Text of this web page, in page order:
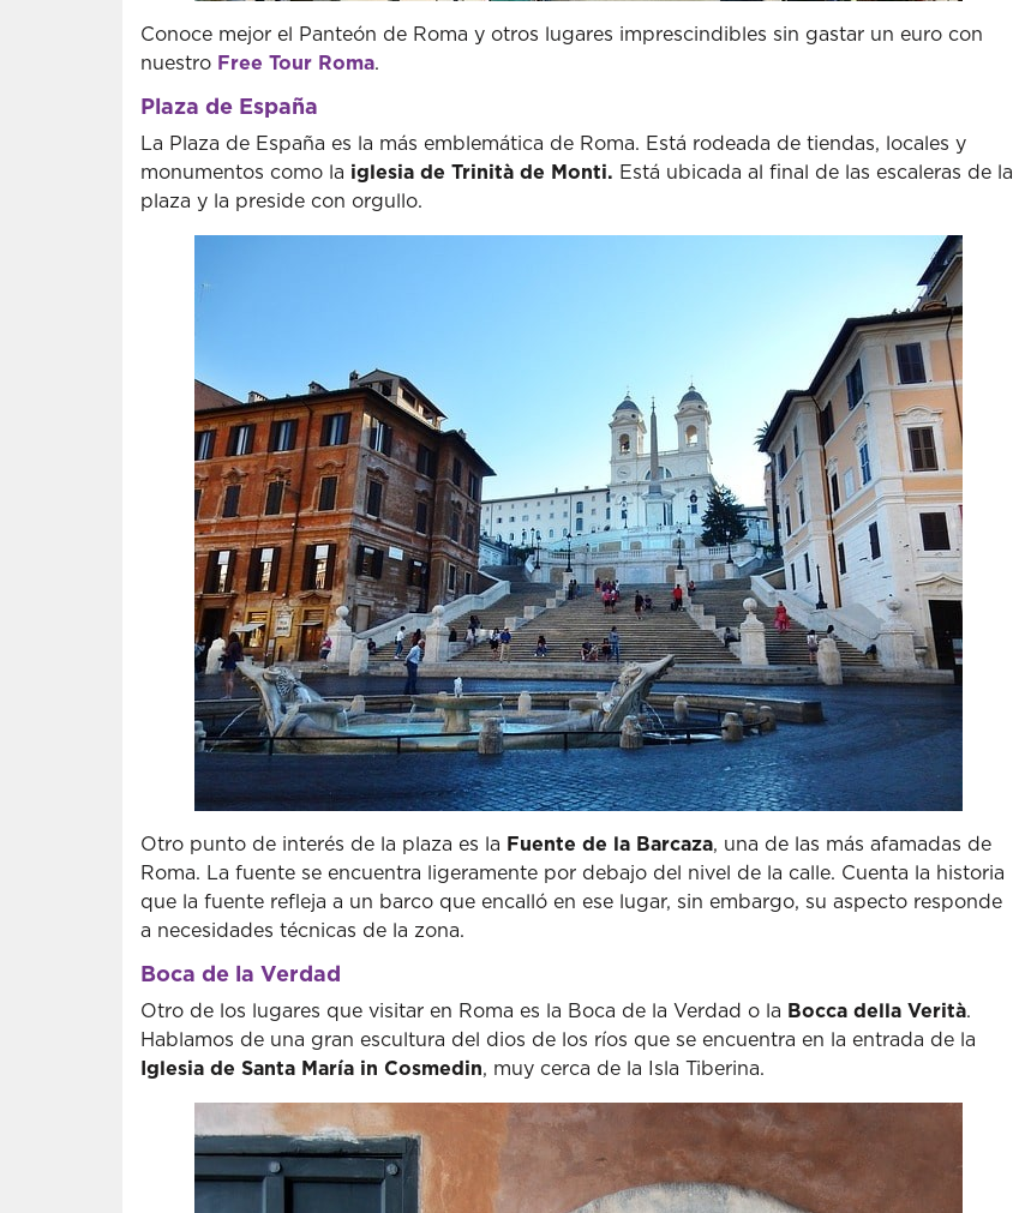
Conoce mejor el Panteón de Roma y otros lugares imprescindibles sin gastar un euro con
nuestro Free Tour Roma.
Plaza de España
La Plaza de España es la más emblemática de Roma. Está rodeada de tiendas, locales y
monumentos como la iglesia de Trinità de Monti. Está ubicada al final de las escaleras de la
plaza y la preside con orgullo.
Otro punto de interés de la plaza es la Fuente de la Barcaza, una de las más afamadas de
Roma. La fuente se encuentra ligeramente por debajo del nivel de la calle. Cuenta la historia
que la fuente refleja a un barco que encalló en ese lugar, sin embargo, su aspecto responde
a necesidades técnicas de la zona.
Boca de la Verdad
Otro de los lugares que visitar en Roma es la Boca de la Verdad o la Bocca della Verità.
Hablamos de una gran escultura del dios de los ríos que se encuentra en la entrada de la
Iglesia de Santa María in Cosmedin, muy cerca de la Isla Tiberina.